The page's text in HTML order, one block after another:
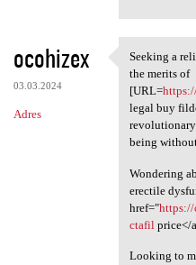
ocohizex
03.03.2024
Adres
Seeking a
Seeking a
the merits of
[URL=
legal buy
being
Wondering
erectile
href="https://
ctafil price</
Looking to